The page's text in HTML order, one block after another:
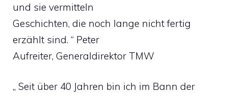
und sie vermitteln
Geschichten, die noch lange nicht fertig
erzählt sind. “ Peter
Aufreiter, Generaldirektor TMW
„ Seit über 40 Jahren bin ich im Bann der